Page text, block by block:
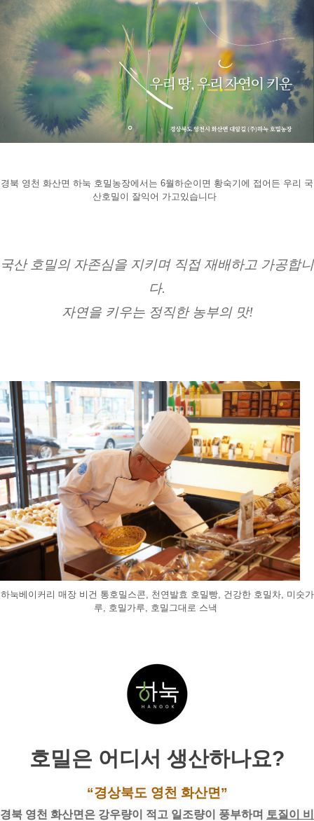
경북 영천 화산면 하눅 호밀농장에서는 6월하순이면 황숙기에 접어든 우리 국
산호밀이 잘익어 가고있습니다
국산 호밀의 자존심을 지키며 직접 재배하고 가공합니
다.
자연을 키우는 정직한 농부의 맛!
하눅베이커리 매장 비건 통호밀스콘, 천연발효 호밀빵, 건강한 호밀차, 미숫가
루, 호밀가루, 호밀그대로 스낵
호밀은 어디서 생산하나요?
“경상북도 영천 화산면”
경북 영천 화산면은 강우량이 적고 일조량이 풍부하며 토질이 비